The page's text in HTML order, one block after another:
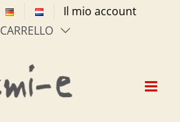
Il mio account
CARRELLO